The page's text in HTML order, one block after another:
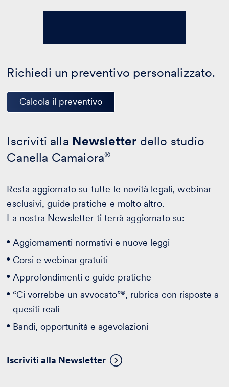
Richiedi un preventivo personalizzato.
Calcola il preventivo
Iscriviti alla Newsletter dello studio
Canella Camaiora®
Resta aggiornato su tutte le novità legali, webinar
esclusivi, guide pratiche e molto altro.
La nostra Newsletter ti terrà aggiornato su:
Aggiornamenti normativi e nuove leggi
Corsi e webinar gratuiti
Approfondimenti e guide pratiche
“Ci vorrebbe un avvocato”®, rubrica con risposte a
quesiti reali
Bandi, opportunità e agevolazioni
Iscriviti alla Newsletter